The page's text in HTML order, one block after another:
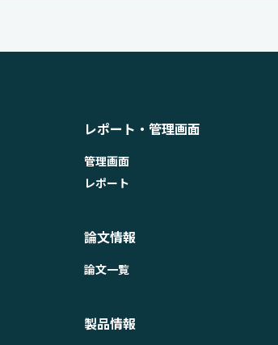
レポート・管理画面
管理画面
レポート
論文情報
論文一覧
製品情報